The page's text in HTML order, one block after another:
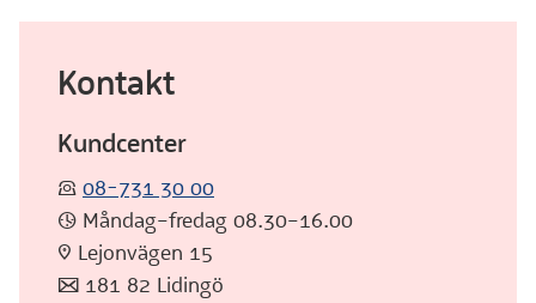
Kontakt
Kundcenter
:telefon: 08-731 30 00
:klocka: Måndag–fredag 08.30–16.00
:pin: Lejonvägen 15
:post: 181 82 Lidingö